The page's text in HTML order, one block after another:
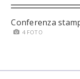
Conferenza
4 FOTO